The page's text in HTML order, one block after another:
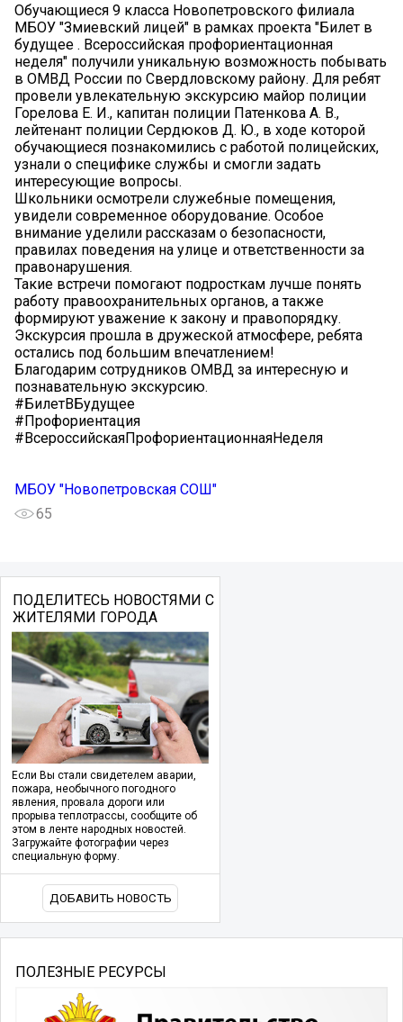
Обучающиеся 9 класса Новопетровского филиала
МБОУ "Змиевский лицей" в рамках проекта "Билет в
будущее . Всероссийская профориентационная
неделя" получили уникальную возможность побывать
в ОМВД России по Свердловскому району. Для ребят
провели увлекательную экскурсию майор полиции
Горелова Е. И., капитан полиции Патенкова А. В.,
лейтенант полиции Сердюков Д. Ю., в ходе которой
обучающиеся познакомились с работой полицейских,
узнали о специфике службы и смогли задать
интересующие вопросы.
Школьники осмотрели служебные помещения,
увидели современное оборудование. Особое
внимание уделили рассказам о безопасности,
правилах поведения на улице и ответственности за
правонарушения.
Такие встречи помогают подросткам лучше понять
работу правоохранительных органов, а также
формируют уважение к закону и правопорядку.
Экскурсия прошла в дружеской атмосфере, ребята
остались под большим впечатлением!
Благодарим сотрудников ОМВД за интересную и
познавательную экскурсию.
#БилетВБудущее
#Профориентация
#ВсероссийскаяПрофориентационнаяНеделя
МБОУ "Новопетровская СОШ"
65
ПОДЕЛИТЕСЬ НОВОСТЯМИ С
ЖИТЕЛЯМИ ГОРОДА
Если Вы стали свидетелем аварии,
пожара, необычного погодного
явления, провала дороги или
прорыва теплотрассы, сообщите об
этом в ленте народных новостей.
Загружайте фотографии через
специальную форму.
ДОБАВИТЬ НОВОСТЬ
ПОЛЕЗНЫЕ РЕСУРСЫ